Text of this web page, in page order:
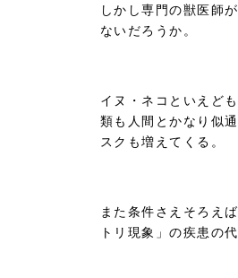
しかし専門の獣医師
ないだろうか。
イヌ・ネコといえど
類も人間とかなり似
スクも増えてくる。
また条件さえそろえ
トリ現象」の疾患の